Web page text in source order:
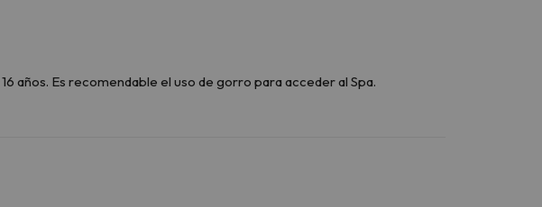
años. Es recomendable el uso de gorro para acceder al Spa.